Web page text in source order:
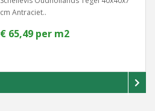
cm Antraciet..
€ 65,49 per m2